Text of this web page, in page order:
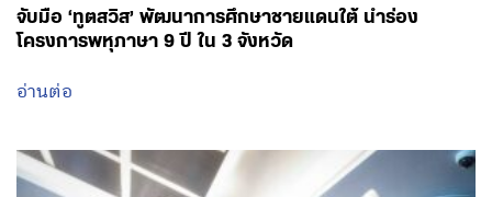
จับมือ ‘ทูตสวิส’ พัฒนาการศึกษาชายแดนใต้ นำร่อง
โครงการพหุภาษา 9 ปี ใน 3 จังหวัด
อ่านต่อ